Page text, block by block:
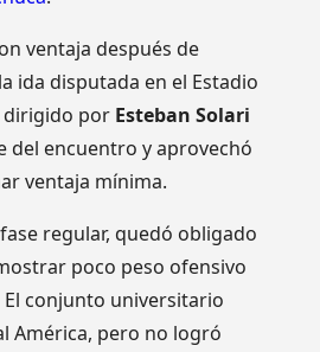
ventaja después de
ida disputada en el Estadio
dirigido por Esteban Solari
del encuentro y aprovechó
ventaja mínima.
regular, quedó obligado
poco peso ofensivo
El conjunto universitario
América, pero no logró